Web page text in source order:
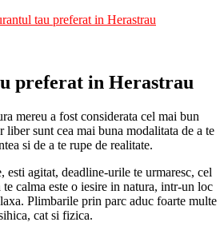
tau preferat in Herastrau
preferat in Herastrau
mereu a fost considerata cel mai bun
sunt cea mai buna modalitata de a te
si de a te rupe de realitate.
esti agitat, deadline-urile te urmaresc, cel
calma este o iesire in natura, intr-un loc
Plimbarile prin parc aduc foarte multe
cat si fizica.